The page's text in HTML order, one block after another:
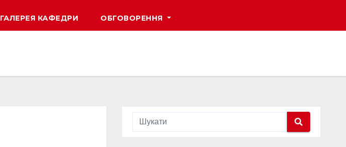
ГАЛЕРЕЯ КАФЕДРИ ОБГОВОРЕННЯ